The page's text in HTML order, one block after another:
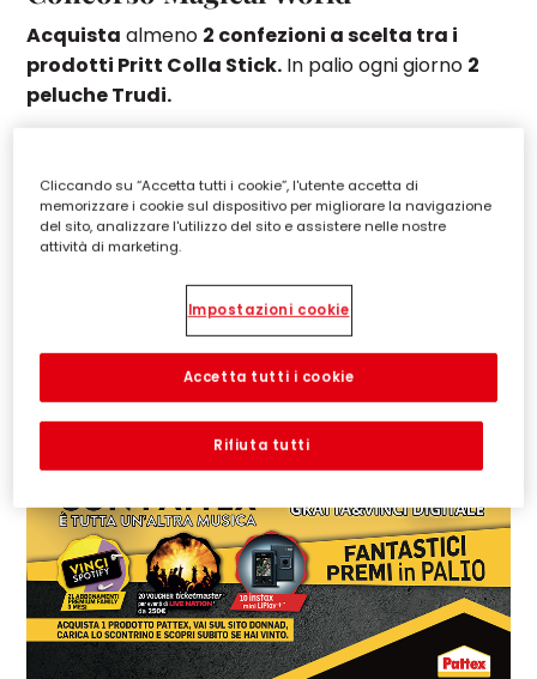
Acquista almeno 2 confezioni a scelta tra i
prodotti Pritt Colla Stick. In palio ogni giorno 2
peluche Trudi.
Concorso a premi valido dal 01/08/2026 al 19/09/2026.
Montepremi complessivo € 3.749,00 (IVA inclusa).
Cliccando su “Accetta tutti i cookie”, l'utente accetta di
memorizzare i cookie sul dispositivo per migliorare la navigazione
del sito, analizzare l'utilizzo del sito e assistere nelle nostre
attività di marketing.
Impostazioni cookie
Rifiuta tutti
Accetta tutti i cookie